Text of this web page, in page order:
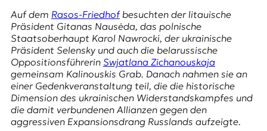
s
u
n
d
M
e
d
e
n
Auf dem Rasos-Friedhofbesuchten der litauische
Präsident Gitanas Nausėda, das polnische
Staatsoberhaupt Karol Nawrocki, der ukrainische
Präsident Selensky und auch die belarussische
Oppositionsführerin Swjatlana Zichanouskaja
gemeinsam Kalinouskis Grab. Danach nahmen sie an
einer Gedenkveranstaltung teil, die die historische
Dimension des ukrainischen Widerstandskampfes und
die damit verbundenen Allianzen gegen den
aggressiven Expansionsdrang Russlands aufzeigte.